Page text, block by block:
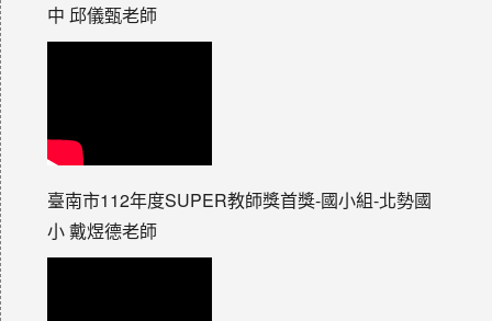
中 邱儀甄老師
臺南市112年度SUPER教師獎首獎-國小組-北勢國
小 戴煜德老師